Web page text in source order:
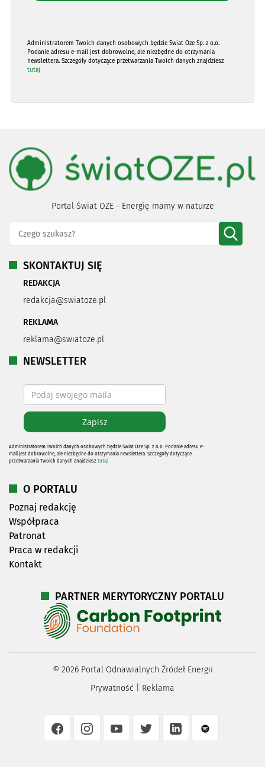
Administratorem Twoich danych osobowych będzie Świat Oze Sp. z o.o.
Podanie adresu e-mail jest dobrowolne, ale niezbędne do otrzymania
newslettera. Szczegóły dotyczące przetwarzania Twoich danych znajdziesz
tutaj
Portal Świat OZE - Energię mamy w naturze
SKONTAKTUJ SIĘ
REDAKCJA
redakcja@swiatoze.pl
REKLAMA
reklama@swiatoze.pl
NEWSLETTER
Administratorem Twoich danych osobowych będzie Świat Oze Sp. z o.o. Podanie adresu e-
mail jest dobrowolne, ale niezbędne do otrzymania newslettera. Szczegóły dotyczące
przetwarzania Twoich danych znajdziesz tutaj
O PORTALU
Poznaj redakcję
Współpraca
Patronat
Praca w redakcji
Kontakt
PARTNER MERYTORYCZNY PORTALU
© 2026Portal Odnawialnych Źródeł Energii
Prywatność
Reklama